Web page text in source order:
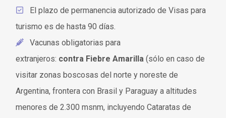
El plazo de permanencia autorizado de Visas para
turismo es de hasta 90 días.
Vacunas obligatorias para
extranjeros: contra Fiebre Amarilla (sólo en caso de
visitar zonas boscosas del norte y noreste de
Argentina, frontera con Brasil y Paraguay a altitudes
menores de 2.300 msnm, incluyendo Cataratas de